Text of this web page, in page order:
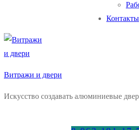
Контакты
Витражи и двери
Искусство создавать алюминиевые